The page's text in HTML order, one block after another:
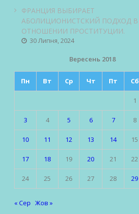
ФРАНЦИЯ ВЫБИРАЕТ
АБОЛИЦИОНИСТСКИЙ ПОДХОД В
ОТНОШЕНИИ ПРОСТИТУЦИИ.
30 Липня, 2024
Вересень 2018
Пн Вт Ср Чт Пт Сб
1
3 4 5 6 7 8
10 11 12 13 14 15
17 18 19 20 21 22
24 25 26 27 28 29
« Сер Жов »